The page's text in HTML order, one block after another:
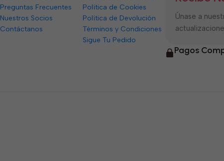
Preguntas Frecuentes
Nuestros Socios
Contáctanos
Política de Cookies
Política de Devolución
Términos y Condiciones
Sigue Tu Pedido
Únase a
Pagos